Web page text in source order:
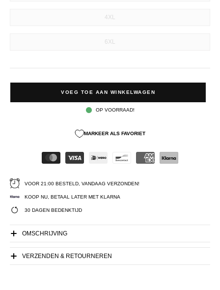
4XL
6XL
VOEG TOE AAN WINKELWAGEN
OP VOORRAAD!
MARKEER ALS FAVORIET
VOOR 21:00 BESTELD, VANDAAG VERZONDEN!
KOOP NU, BETAAL LATER MET KLARNA
30 DAGEN BEDENKTIJD
OMSCHRIJVING
VERZENDEN & RETOURNEREN